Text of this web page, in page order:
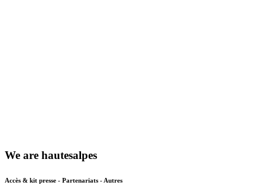
We are hautesalpes
Accès & kit presse - Partenariats - Autres